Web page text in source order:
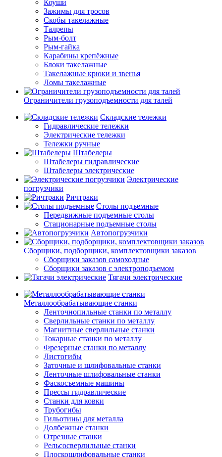
Коуши
Зажимы для тросов
Скобы такелажные
Талрепы
Рым-болт
Рым-гайка
Карабины крепёжные
Блоки такелажные
Такелажные крюки и звенья
Ломы такелажные
Ограничители грузоподъемности для талей
Складские тележки
Гидравлические тележки
Электрические тележки
Тележки ручные
Штабелеры
Штабелеры гидравлические
Штабелеры электрические
Электрические
погрузчики
Ричтраки
Столы подъемные
Передвижные подъемные столы
Стационарные подъемные столы
Автопогрузчики
Сборщики, подборщики, комплектовщики заказов
Сборщики заказов самоходные
Сборщики заказов с электроподъемом
Тягачи электрические
Металлообрабатывающие станки
Ленточнопильные станки по металлу
Сверлильные станки по металлу
Магнитные сверлильные станки
Токарные станки по металлу
Фрезерные станки по металлу
Листогибы
Заточные и шлифовальные станки
Ленточные шлифовальные станки
Фаскосъемные машины
Прессы гидравлические
Станки для ковки
Трубогибы
Гильотины для металла
Долбежные станки
Отрезные станки
Рельсосверлильные станки
Плоскошлифовальные станки